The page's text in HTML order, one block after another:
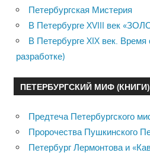
Петербургская Мистерия
В Петербурге XVIII век
В Петербурге XIX век.
разработке)
ПЕТЕРБУРГСКИЙ МИФ (КНИГИ)
Предтеча Петербургского
Пророчества Пушкинского
Петербург Лермонтова и